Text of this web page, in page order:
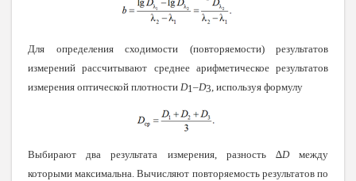
Для определения сходимости (повторяемости) результатов
измерений рассчитывают среднее арифметическое результатов
измерения оптической плотности D1–D3 используя формулу
Выбирают два результата измерения, разность ∆Dмежду
которыми максимальна. Вычисляют повторяемость результатов по